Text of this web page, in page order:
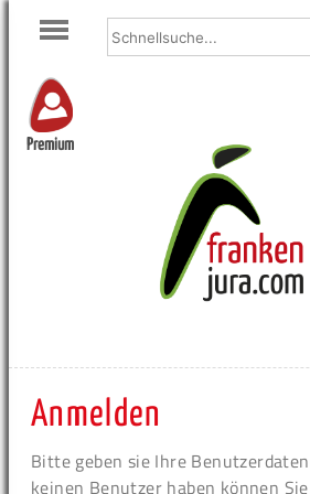
Premium
Anmelden
Bitte geben sie Ihre
keinen Benutzer haben können